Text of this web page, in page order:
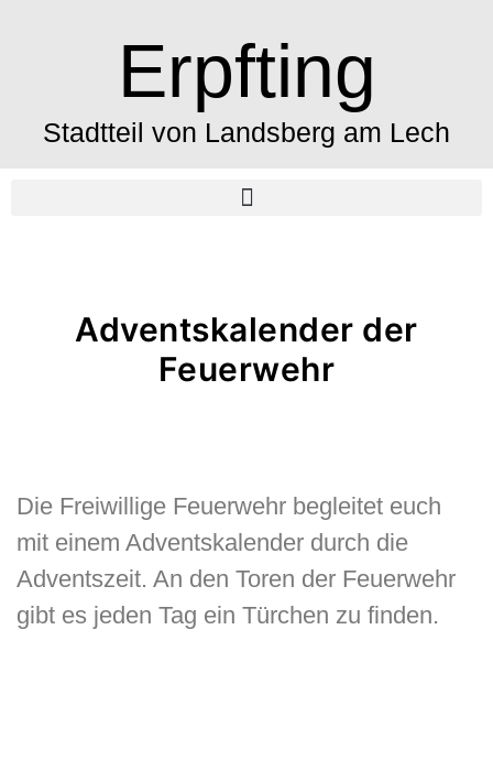
Erpfting
Stadtteil von Landsberg am Lech
Adventskalender der
Feuerwehr
Die Freiwillige Feuerwehr begleitet euch
mit einem Adventskalender durch die
Adventszeit. An den Toren der Feuerwehr
gibt es jeden Tag ein Türchen zu finden.